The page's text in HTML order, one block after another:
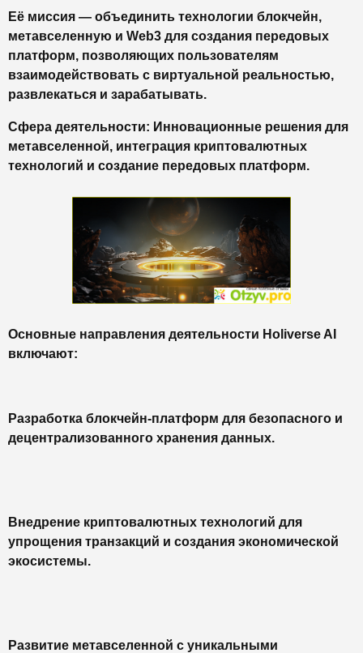
Её миссия — объединить технологии блокчейн,
метавселенную и Web3 для создания передовых
платформ, позволяющих пользователям
взаимодействовать с виртуальной реальностью,
развлекаться и зарабатывать.
Сфера деятельности: Инновационные решения для
метавселенной, интеграция криптовалютных
технологий и создание передовых платформ.
Основные направления деятельности Holiverse AI
включают:
Разработка блокчейн-платформ для безопасного и
децентрализованного хранения данных.
Внедрение криптовалютных технологий для
упрощения транзакций и создания экономической
экосистемы.
Развитие метавселенной с уникальными